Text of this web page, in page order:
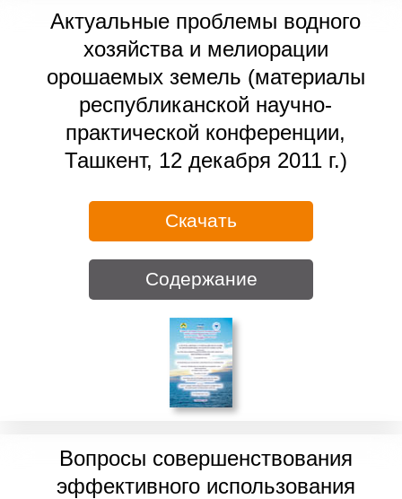
Актуальные проблемы водного
хозяйства и мелиорации
орошаемых земель (материалы
республиканской научно-
практической конференции,
Ташкент, 12 декабря 2011 г.)
Скачать
Содержание
Вопросы совершенствования
эффективного использования